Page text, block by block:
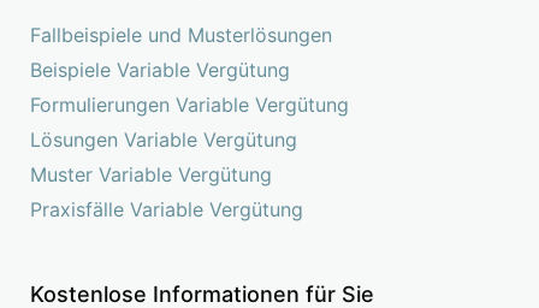
Fallbeispiele und Musterlösungen
Beispiele Variable Vergütung
Formulierungen Variable Vergütung
Lösungen Variable Vergütung
Muster Variable Vergütung
Praxisfälle Variable Vergütung
Kostenlose Informationen für Sie